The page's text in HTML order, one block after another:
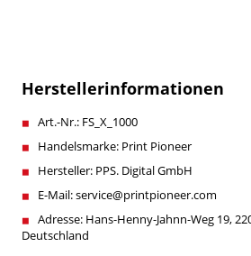
Herstellerinformationen
Art.-Nr.: FS_X_1000
Handelsmarke: Print Pioneer
Hersteller: PPS. Digital GmbH
E-Mail: service@printpioneer.com
Adresse: Hans-Henny-Jahnn-Weg 19,
Deutschland